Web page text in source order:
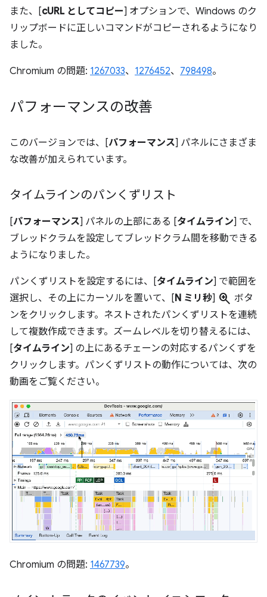
また、[cURL としてコピー] オプションで、Windows のク
リップボードに正しいコマンドがコピーされるようになり
ました。
Chromium の問題: 1267033、 1276452、 798498。
パフォーマンスの改善
このバージョンでは、[パフォーマンス] パネルにさまざま
な改善が加えられています。
タイムラインのパンくずリスト
[パフォーマンス] パネルの上部にある [タイムライン] で、
ブレッドクラムを設定してブレッドクラム間を移動できる
ようになりました。
パンくずリストを設定するには、[タイムライン] で範囲を
選択し、その上にカーソルを置いて、[N ミリ秒] zoom_in ボタ
ンをクリックします。ネストされたパンくずリストを連続
して複数作成できます。ズームレベルを切り替えるには、
[タイムライン] の上にあるチェーンの対応するパンくずを
クリックします。パンくずリストの動作については、次の
動画をご覧ください。
Chromium の問題: 1467739。